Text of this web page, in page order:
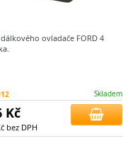
ovladače FORD 4
Skladem
Kč
bez DPH